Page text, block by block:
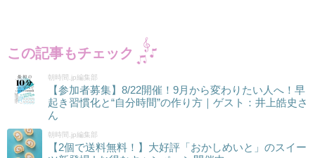
この記事もチェック
朝時間.jp編集部
【参加者募集】8/22開催！9月から変わりたい人へ！早
起き習慣化と“自分時間”の作り方｜ゲスト：井上皓史さ
ん
朝時間.jp編集部
【2個で送料無料！】大好評「おかしめいと」のスイー